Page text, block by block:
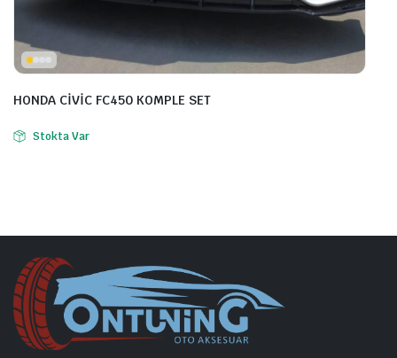
HONDA CİVİC FC450 KOMPLE SET
Stokta Var